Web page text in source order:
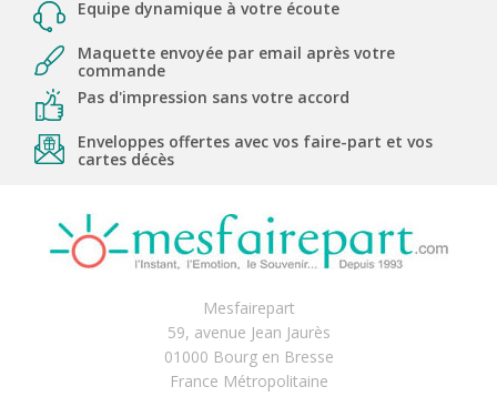
Equipe dynamique à votre écoute
Maquette envoyée par email après votre
commande
Pas d'impression sans votre accord
Enveloppes offertes avec vos faire-part et vos
cartes décès
Mesfairepart
59, avenue Jean Jaurès
01000 Bourg en Bresse
France Métropolitaine